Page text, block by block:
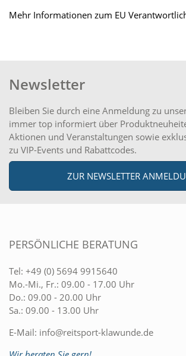
Mehr Informationen zum EU
Newsletter
Bleiben Sie durch eine Anmeldung zu
immer top informiert über
Aktionen und Veranstaltungen sowie
zu VIP-Events und Rabattcodes.
ZUR NEWSLETTER
PERSÖNLICHE BERATUNG
Tel: +49 (0) 5694 9915640
Mo.-Mi., Fr.: 09.00 - 17.00 Uhr
Do.: 09.00 - 20.00 Uhr
Sa.: 09.00 - 13.00 Uhr
E-Mail: info@reitsport-klawunde.de